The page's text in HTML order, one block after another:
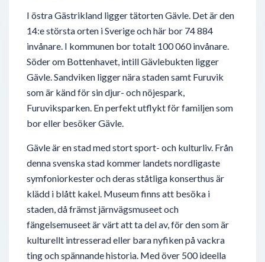
I östra Gästrikland ligger tätorten Gävle. Det är den
14:e största orten i Sverige och här bor 74 884
invånare. I kommunen bor totalt 100 060 invånare.
Söder om Bottenhavet, intill Gävlebukten ligger
Gävle. Sandviken ligger nära staden samt Furuvik
som är känd för sin djur- och nöjespark,
Furuviksparken. En perfekt utflykt för familjen som
bor eller besöker Gävle.
Gävle är en stad med stort sport- och kulturliv. Från
denna svenska stad kommer landets nordligaste
symfoniorkester och deras ståtliga konserthus är
klädd i blått kakel. Museum finns att besöka i
staden, då främst järnvägsmuseet och
fängelsemuseet är värt att ta del av, för den som är
kulturellt intresserad eller bara nyfiken på vackra
ting och spännande historia. Med över 500 ideella